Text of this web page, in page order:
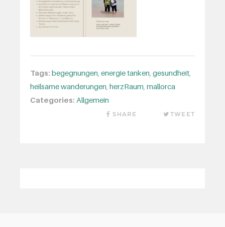
Tags: begegnungen energie tanken gesundheit
heilsame wanderungen herzRaum mallorca
Categories: Allgemein
SHARE TWEET